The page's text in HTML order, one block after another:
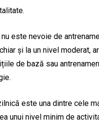
este nevoie de
și la un nivel moderat,
de bază sau
este una dintre cele
unui nivel minim de